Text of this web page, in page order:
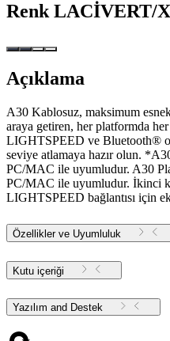
Renk LACİVERT/
Açıklama
A30 Kablosuz, maksimum
araya getiren, her platformda
LIGHTSPEED ve Bluetooth®
seviye atlamaya hazır olun.
PC/MAC ile uyumludur. A30
PC/MAC ile uyumludur. İkinci
LIGHTSPEED bağlantısı için
Özellikler ve Uyumluluk
Kutu içeriği
Yazılım and Destek